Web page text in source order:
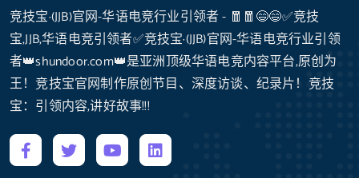
竞技宝·(JJB)官网-华语电竞行业引领者 - 🧧🧧😄😄✅竞技
宝,JJB,华语电竞引领者✅竞技宝·(JJB)官网-华语电竞行业引领
者👑shundoor.com👑是亚洲顶级华语电竞内容平台,原创为
王！竞技宝官网制作原创节目、深度访谈、纪录片！竞技
宝：引领内容,讲好故事!!!